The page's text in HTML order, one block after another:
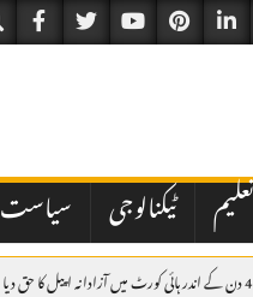
تعلیم ٹیکنالوجی سیاست